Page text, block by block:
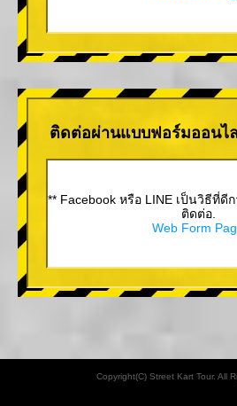
ติดต่อผ่านแบบฟอร์มออนไ
** Facebook หรือ LINE เป็นวิธีที่ดี
ติดต่อ.
Web Form
Copyright(C) Street Kart Tour. All